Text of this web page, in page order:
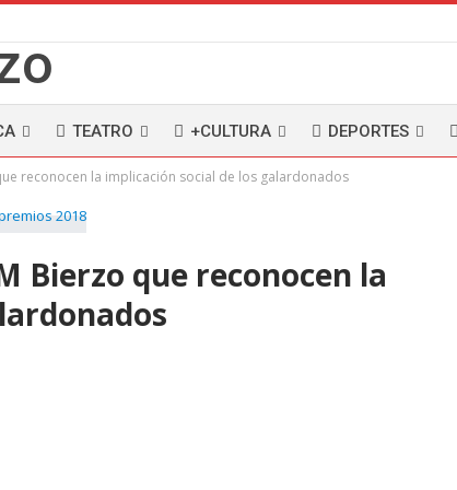
TEATRO +CULTURA DEPORTES
reconocen la implicación social de los galardonados
Bierzo que reconocen la